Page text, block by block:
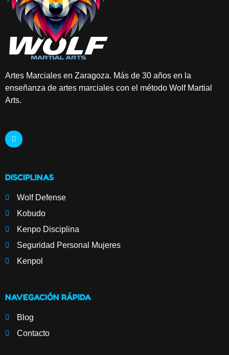
Artes Marciales en Zaragoza. Más de 30 años en la
enseñanza de artes marciales con el método Wolf Martial
Arts.
DISCIPLINAS
Wolf Defense
Kobudo
Kenpo Disciplina
Seguridad Personal Mujeres
Kenpol
NAVEGACIÓN RÁPIDA
Blog
Contacto